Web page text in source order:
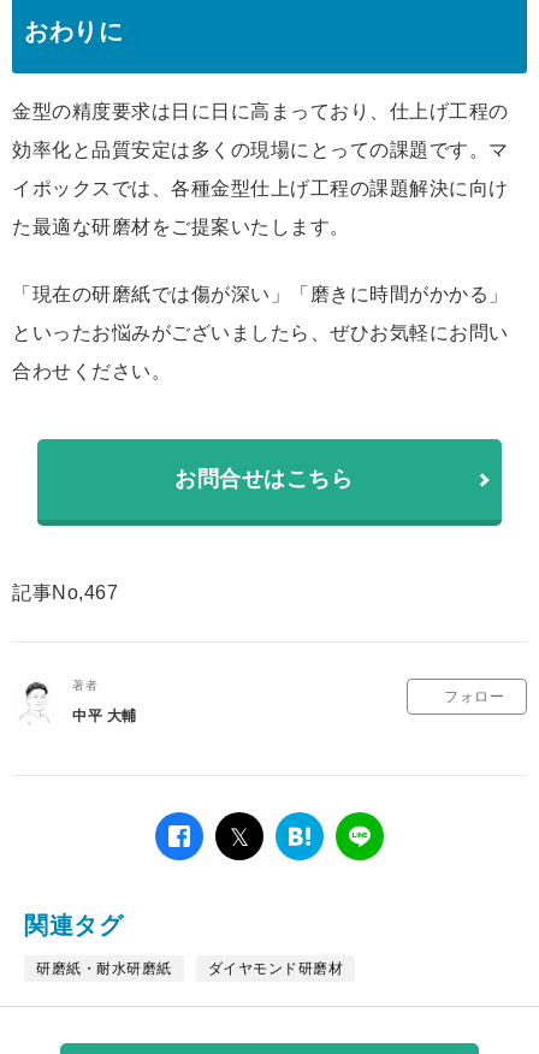
おわりに
金型の精度要求は日に日に高まっており、仕上げ工程の
効率化と品質安定は多くの現場にとっての課題です。マ
イポックスでは、各種金型仕上げ工程の課題解決に向け
た最適な研磨材をご提案いたします。
「現在の研磨紙では傷が深い」「磨きに時間がかかる」
といったお悩みがございましたら、ぜひお気軽にお問い
合わせください。
お問合せはこちら
記事No,467
著者
中平 大輔
フォロー
facebook
twitterは
ク
ー
ク
LINE
関連タグ
研磨紙・耐水研磨紙 ダイヤモンド研磨材